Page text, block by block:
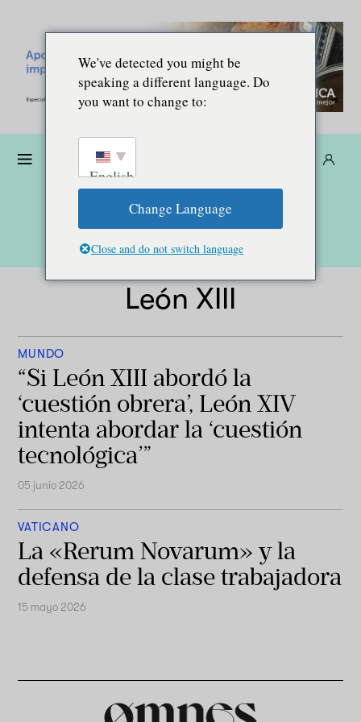
León XIII
MUNDO
“Si León XIII abordó la
‘cuestión obrera’, León XIV
intenta abordar la ‘cuestión
tecnológica’”
05 junio 2026
VATICANO
La «Rerum Novarum» y la
defensa de la clase trabajadora
15 mayo 2026
We've detected you might be
speaking a different language. Do
you want to change to:
English
Change Language
Close and do not switch language